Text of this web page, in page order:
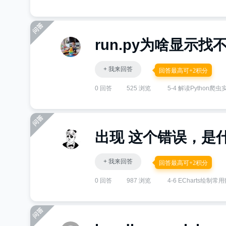
run.py为啥显示找
+ 我来回答 回答最高可+2积分
0 回答 525 浏览 5-4 解读Python爬虫
出现 这个错误，是
+ 我来回答 回答最高可+2积分
0 回答 987 浏览 4-6 ECharts绘制常